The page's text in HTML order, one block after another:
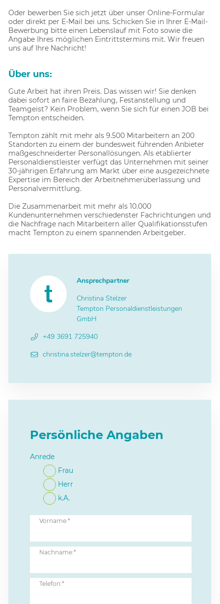
Ansprechpartner
Christina Stelzer
Tempton Personaldienstleistungen
GmbH
+49 3691 725940
christina.stelzer@tempton.de
Persönliche Angaben
Anrede
Frau
Herr
k.A.
Vorname:*
Nachname:*
Telefon:*
Oder bewerben Sie sich jetzt über unser Online-Formular
oder direkt per E-Mail bei uns. Schicken Sie in Ihrer E-Mail-
Bewerbung bitte einen Lebenslauf mit Foto sowie die
Angabe Ihres möglichen Eintrittstermins mit. Wir freuen
uns auf Ihre Nachricht!
Über uns:
Gute Arbeit hat ihren Preis. Das wissen wir! Sie denken
dabei sofort an faire Bezahlung, Festanstellung und
Teamgeist? Kein Problem, wenn Sie sich für einen JOB bei
Tempton entscheiden.
Tempton zählt mit mehr als 9.500 Mitarbeitern an 200
Standorten zu einem der bundesweit führenden Anbieter
maßgeschneiderter Personallösungen. Als etablierter
Personaldienstleister verfügt das Unternehmen mit seiner
30-jährigen Erfahrung am Markt über eine ausgezeichnete
Expertise im Bereich der Arbeitnehmerüberlassung und
Personalvermittlung.
Die Zusammenarbeit mit mehr als 10.000
Kundenunternehmen verschiedenster Fachrichtungen und
die Nachfrage nach Mitarbeitern aller Qualifikationsstufen
macht Tempton zu einem spannenden Arbeitgeber.